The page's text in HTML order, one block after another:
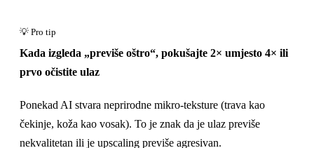
Kada izgleda „previše oštro“, pokušajte 2× umjesto 4× ili
prvo očistite ulaz
Ponekad AI stvara neprirodne mikro-teksture (trava kao
čekinje, koža kao vosak). To je znak da je ulaz previše
nekvalitetan ili je upscaling previše agresivan.